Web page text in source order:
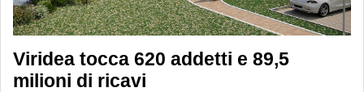
Viridea tocca 620 addetti e 89,5
milioni di ricavi